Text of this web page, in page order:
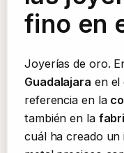
fino en
Joyerías de oro.
Guadalajara en el
referencia en la
también en la
cuál ha creado un